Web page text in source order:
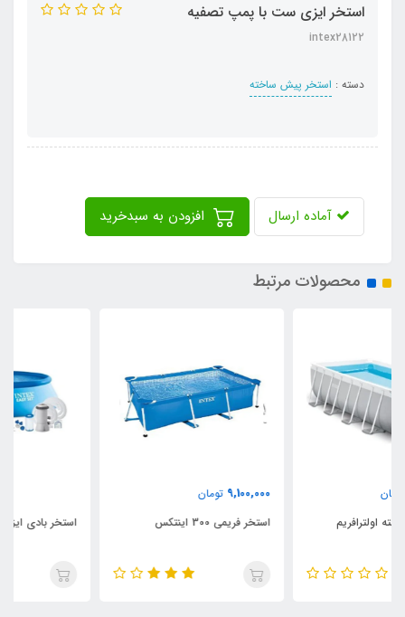
استخر ایزی ست با پمپ تصفیه
intex28122
دسته : استخر پیش ساخته
آماده ارسال
محصولات مرتبط
استخر فریمی 300 اینتکس
استخر بادی ایزی ست با قطر 457